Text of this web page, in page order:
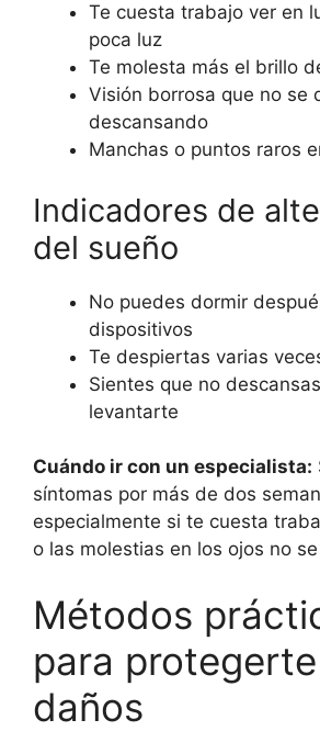
Te cuesta trabajo ver en
poca luz
Te molesta más el brillo
Visión borrosa que no se
descansando
Manchas o puntos raros
Indicadores de
del sueño
No puedes dormir
dispositivos
Te despiertas varias
Sientes que no
levantarte
Cuándo ir con un especialista:
síntomas por más de dos
especialmente si te cuesta
o las molestias en los ojos no
Métodos
para
daños